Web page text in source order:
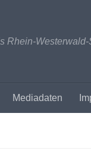
Rhein-Westerwald-
Mediadaten